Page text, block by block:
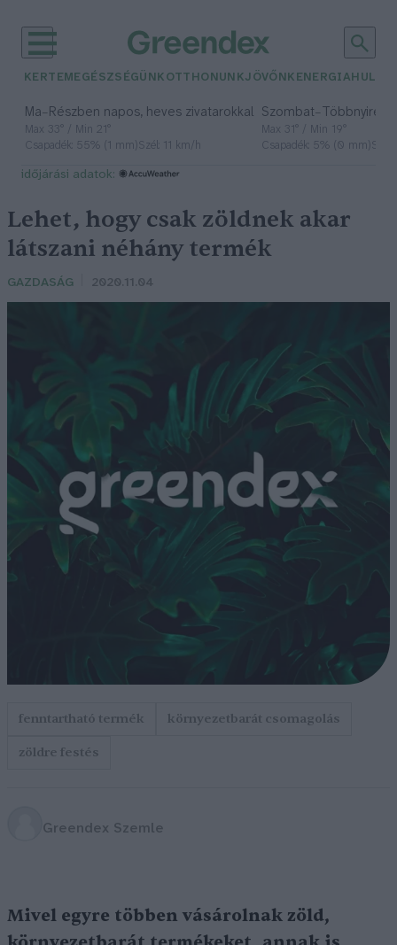
KERTEM EGÉSZSÉGÜNK OTTHONUNKJÖVŐNK ENERGIA
Ma– Részben napos, heves zivatarokkal
Max 33° / Min 21°
Csapadék: 55% (1 mm)Szél: 11 km/h
Szombat– Többnyire
Max 31° / Min 19°
Csapadék: 5% (0 mm)
időjárási adatok:
Lehet, hogy csak zöldnek akar
látszani néhány termék
GAZDASÁG 2020.11.04
fenntartható termék
környezetbarát csomagolás
zöldre festés
Greendex Szemle
Mivel egyre többen vásárolnak zöld,